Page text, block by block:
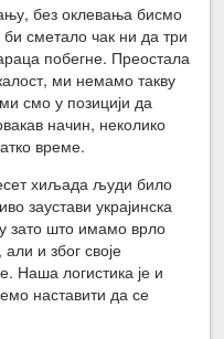
без оклевања бисмо
сметало чак ни да три
побегне. Преостала
ми немамо такву
смо у позицији да
начин, неколико
време.
хиљада људи било
заустави украјинска
зато што имамо врло
и због своје
Наша логистика је и
наставити да се